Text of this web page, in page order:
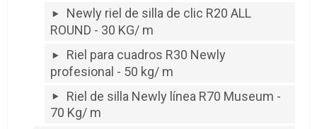
Newly riel de silla de clic R20 ALL
ROUND - 30 KG/ m
Riel para cuadros R30 Newly
profesional - 50 kg/ m
Riel de silla Newly línea R70 Museum -
70 Kg/ m